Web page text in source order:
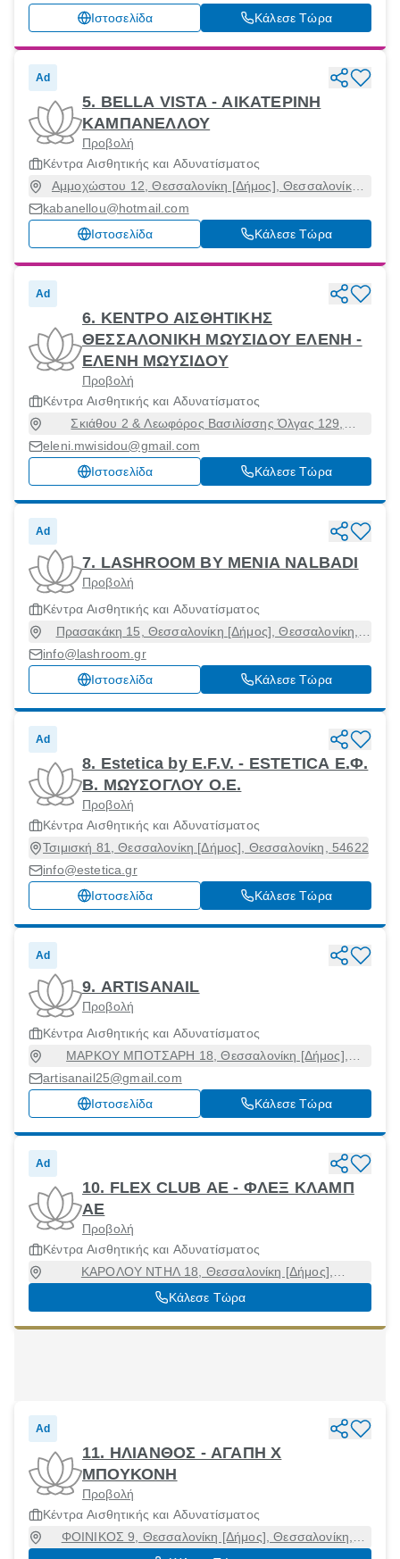
Ιστοσελίδα
Κάλεσε Τώρα
Ad
5. BELLA VISTA - ΑΙΚΑΤΕΡΙΝΗ
ΚΑΜΠΑΝΕΛΛΟΥ
Προβολή
Κέντρα Αισθητικής και Αδυνατίσματος
Αμμοχώστου 12, Θεσσαλονίκη [Δήμος], Θεσσαλονίκη,
kabanellou@hotmail.com
Ιστοσελίδα
Κάλεσε Τώρα
Ad
6. ΚΕΝΤΡΟ ΑΙΣΘΗΤΙΚΗΣ
ΘΕΣΣΑΛΟΝΙΚΗ ΜΩΥΣΙΔΟΥ ΕΛΕΝΗ -
ΕΛΕΝΗ ΜΩΥΣΙΔΟΥ
Προβολή
Κέντρα Αισθητικής και Αδυνατίσματος
Σκιάθου 2 & Λεωφόρος Βασιλίσσης Όλγας 129,
Θεσσαλονίκη [Δήμος], Θεσσαλονίκη, 54646
eleni.mwisidou@gmail.com
Ιστοσελίδα
Κάλεσε Τώρα
Ad
7. LASHROOM BY MENIA NALBADI
Προβολή
Κέντρα Αισθητικής και Αδυνατίσματος
Πρασακάκη 15, Θεσσαλονίκη [Δήμος], Θεσσαλονίκη,
info@lashroom.gr
Ιστοσελίδα
Κάλεσε Τώρα
Ad
8. Estetica by E.F.V. - ESTETICA Ε.Φ.
Β. ΜΩΥΣΟΓΛΟΥ Ο.Ε.
Προβολή
Κέντρα Αισθητικής και Αδυνατίσματος
Τσιμισκή 81, Θεσσαλονίκη [Δήμος], Θεσσαλονίκη, 54622
info@estetica.gr
Ιστοσελίδα
Κάλεσε Τώρα
Ad
9. ARTISANAIL
Προβολή
Κέντρα Αισθητικής και Αδυνατίσματος
ΜΑΡΚΟΥ ΜΠΟΤΣΑΡΗ 18, Θεσσαλονίκη [Δήμος],
Θεσσαλονίκη, 54643
artisanail25@gmail.com
Ιστοσελίδα
Κάλεσε Τώρα
Ad
10. FLEX CLUB AE - ΦΛΕΞ ΚΛΑΜΠ
ΑΕ
Προβολή
Κέντρα Αισθητικής και Αδυνατίσματος
ΚΑΡΟΛΟΥ ΝΤΗΛ 18, Θεσσαλονίκη [Δήμος],
Θεσσαλονίκη, 54623
Κάλεσε Τώρα
Ad
11. ΗΛΙΑΝΘΟΣ - ΑΓΑΠΗ Χ
ΜΠΟΥΚΟΝΗ
Προβολή
Κέντρα Αισθητικής και Αδυνατίσματος
ΦΟΙΝΙΚΟΣ 9, Θεσσαλονίκη [Δήμος], Θεσσαλονίκη,
54351